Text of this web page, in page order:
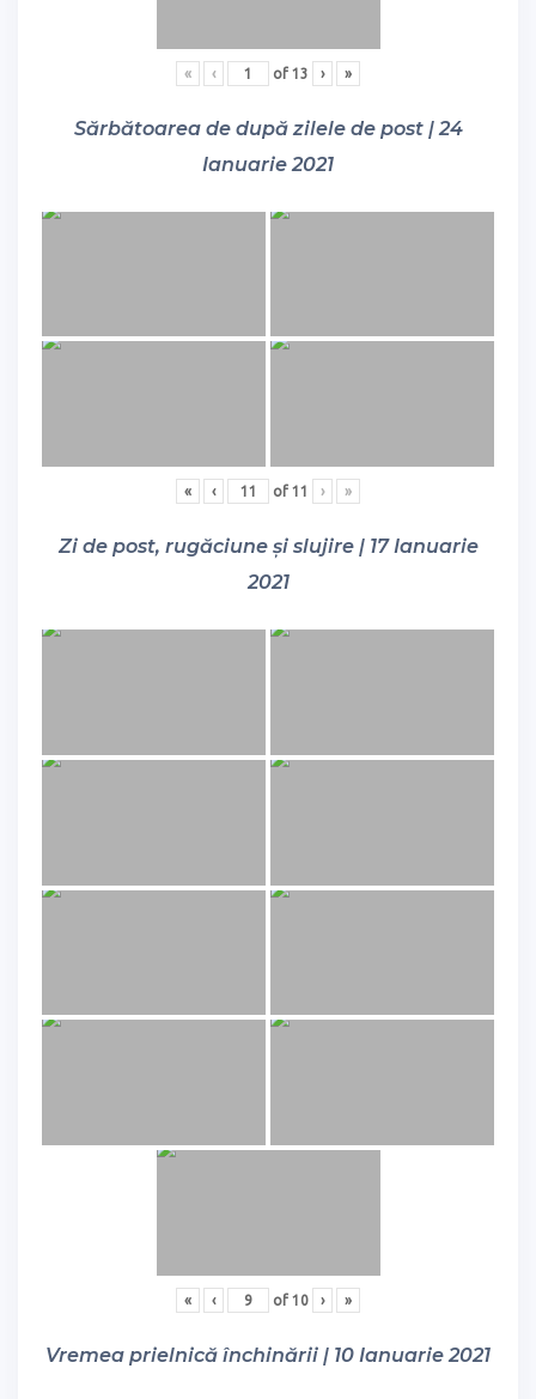
« ‹ of 13 › »
Sărbătoarea de după zilele de post | 24
Ianuarie 2021
« ‹ of 11 › »
Zi de post, rugăciune și slujire | 17 Ianuarie
2021
« ‹ of 10 › »
Vremea prielnică închinării | 10 Ianuarie 2021